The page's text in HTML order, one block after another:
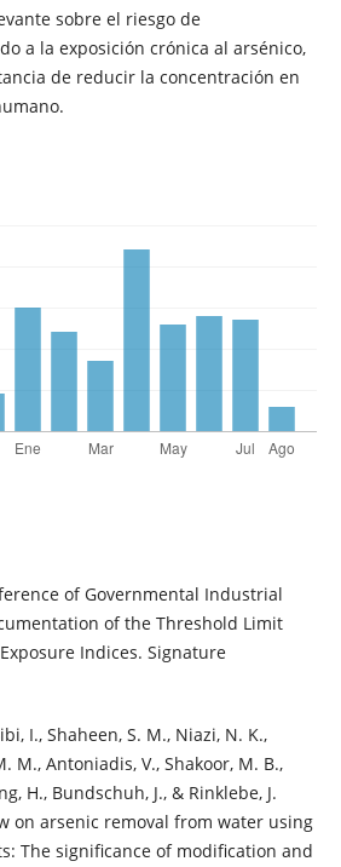
sobre el riesgo de
a la exposición crónica al arsénico,
de reducir la concentración en
of Governmental Industrial
of the Threshold Limit
Indices. Signature
I., Shaheen, S. M., Niazi, N. K.,
M., Antoniadis, V., Shakoor, M. B.,
H., Bundschuh, J., & Rinklebe, J.
on arsenic removal from water using
The significance of modification and